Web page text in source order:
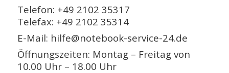
Telefon: +49 2102 35317
Telefax: +49 2102 35314
E-Mail: hilfe@notebook-service-24.de
Öffnungszeiten: Montag – Freitag von
10.00 Uhr – 18.00 Uhr